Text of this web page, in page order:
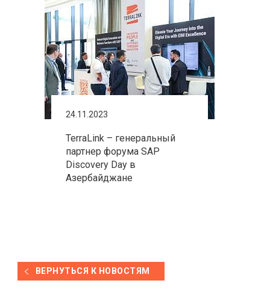
24.11.2023
TerraLink – генеральный
партнер форума SAP
Discovery Day в
Азербайджане
ВЕРНУТЬСЯ К НОВОСТЯМ